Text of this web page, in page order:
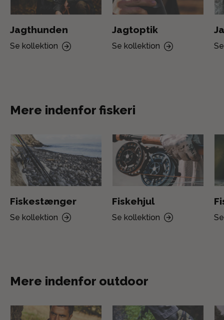
Jagthunden
Se kollektion
Jagtoptik
Se kollektion
Mere indenfor fiskeri
Fiskestænger
Se kollektion
Fiskehjul
Se kollektion
Mere indenfor outdoor